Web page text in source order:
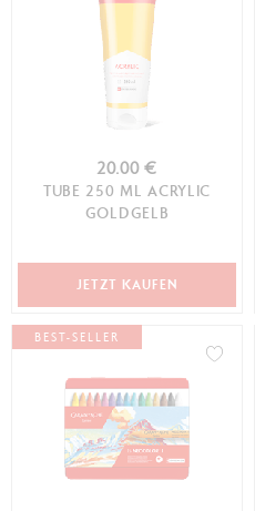
20.00 €
TUBE 250 ML ACRYLIC
GOLDGELB
JETZT KAUFEN
BEST-SELLER